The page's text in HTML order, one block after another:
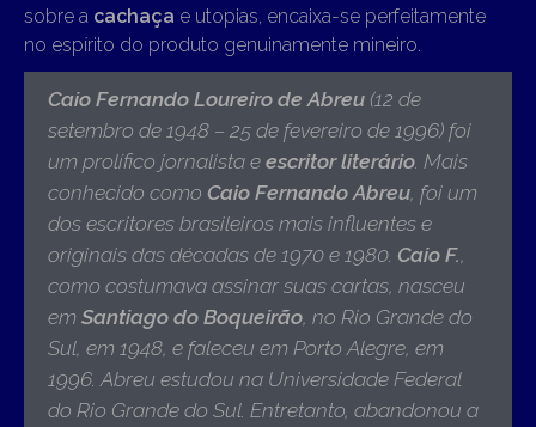
sobre a cachaça e utopias, encaixa-se perfeitamente
no espírito do produto genuinamente mineiro.
Caio Fernando Loureiro de Abreu (12 de
setembro de 1948 – 25 de fevereiro de 1996) foi
um prolífico jornalista e escritor literário . Mais
conhecido como Caio Fernando Abreu, foi um
dos escritores brasileiros mais influentes e
originais das décadas de 1970 e 1980. Caio F.,
como costumava assinar suas cartas, nasceu
em Santiago do Boqueirão, no Rio Grande do
Sul, em 1948, e faleceu em Porto Alegre, em
1996. Abreu estudou na Universidade Federal
do Rio Grande do Sul. Entretanto, abandonou a